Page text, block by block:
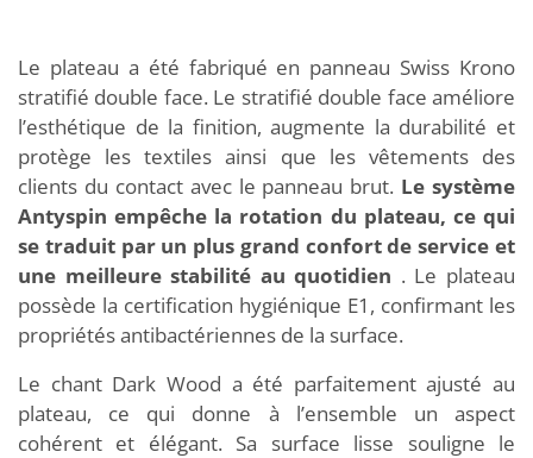
Le plateau a été fabriqué en panneau Swiss Krono
stratifié double face. Le stratifié double face améliore
l’esthétique de la finition, augmente la durabilité et
protège les textiles ainsi que les vêtements des
clients du contact avec le panneau brut. Le système
Antyspin empêche la rotation du plateau, ce qui
se traduit par un plus grand confort de service et
une meilleure stabilité au quotidien . Le plateau
possède la certification hygiénique E1, confirmant les
propriétés antibactériennes de la surface.
Le chant Dark Wood a été parfaitement ajusté au
plateau, ce qui donne à l’ensemble un aspect
cohérent et élégant. Sa surface lisse souligne le